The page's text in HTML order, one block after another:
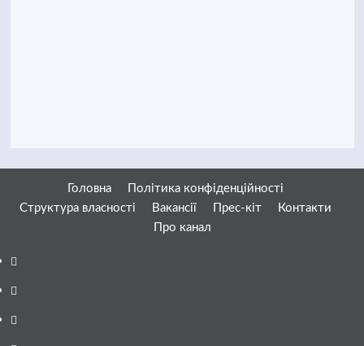
Головна
Політика конфіденційності
Структура власності
Вакансії Прес-кіт
Контакти
Про канал
Facebook
YouTube
Telegram